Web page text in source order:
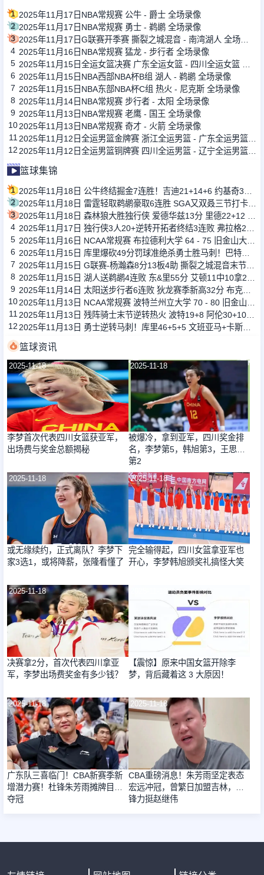
1 2025年11月17日NBA常规赛 公牛 - 爵士 全场录像
2 2025年11月17日NBA常规赛 勇士 - 鹈鹕 全场录像
3
4 2025年11月16日NBA常规赛 猛龙 - 步行者 全场录像
5
6 2025年11月15日NBA西部NBA杯B组 湖人 - 鹈鹕 全场录像
7 2025年11月15日NBA东部NBA杯C组 热火 - 尼克斯 全场录像
8 2025年11月14日NBA常规赛 步行者 - 太阳 全场录像
9 2025年11月13日NBA常规赛 老鹰 - 国王 全场录像
102025年11月13日NBA常规赛 奇才 - 火箭 全场录像
11
12
篮球集锦
1
2
3
4
5
6
7
8
9
10
11
12
篮球资讯
2025-11-18
李梦首次代表四川女篮获亚军，
出场费与奖金总额揭秘
2025-11-18
被爆冷，拿到亚军，四川奖金排
名，李梦第5，韩旭第3，王思雨
第2
2025-11-18
或无缘续约，正式离队？李梦下
家3选1，或将降薪，张隆看懂了
2025-11-18
完全输得起，四川女篮拿亚军也
开心，李梦韩旭颁奖礼搞怪大笑
2025-11-18
决赛拿2分，首次代表四川拿亚
军，李梦出场费奖金有多少钱？
【震惊】原来中国女篮开除李
梦，背后藏着这 3 大原因！
2025-11-18
广东队三喜临门！CBA新赛季新
增潜力赛！杜锋朱芳雨摊牌目标
夺冠
2025-11-18
CBA重磅消息！朱芳雨坚定表态
宏远冲冠，曾繁日加盟吉林，杜
锋力挺赵继伟